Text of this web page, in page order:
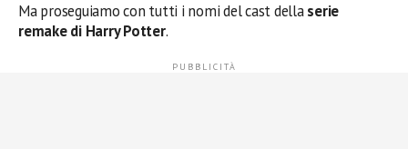
Ma proseguiamo con tutti i nomi del cast dellaserie
remake di Harry Potter.